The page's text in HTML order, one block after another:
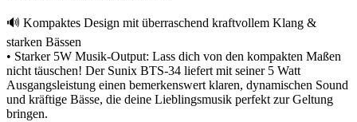
🔊 Kompaktes Design mit überraschend kraftvollem Klang &
starken Bässen
• Starker 5W Musik-Output: Lass dich von den kompakten Maßen
nicht täuschen! Der Sunix BTS-34 liefert mit seiner 5 Watt
Ausgangsleistung einen bemerkenswert klaren, dynamischen Sound
und kräftige Bässe, die deine Lieblingsmusik perfekt zur Geltung
bringen.